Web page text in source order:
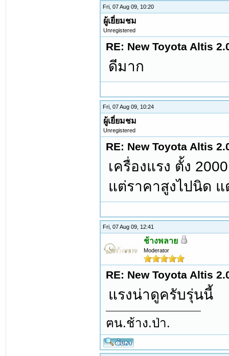
Fri, 07 Aug 09, 10:20
ผู้เยี่ยมชม
Unregistered
RE: New Toyota Altis
ดีมาก
Fri, 07 Aug 09, 10:24
ผู้เยี่ยมชม
Unregistered
RE: New Toyota Altis
เครื่องแรง ตั้ง
แต่ราคาสูงไปนิด แ
Fri, 07 Aug 09, 12:41
ช้างพลาย
Moderator
RE: New Toyota Altis
แรงน่าดูครับรุ่นนี้
ฅน.ช้าง.ป่า.